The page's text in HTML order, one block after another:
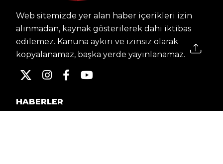
Web sitemizde yer alan haber içerikleri izin
alınmadan, kaynak gösterilerek dahi iktibas
edilemez. Kanuna aykırı ve izinsiz olarak
kopyalanamaz, başka yerde yayınlanamaz.
HABERLER